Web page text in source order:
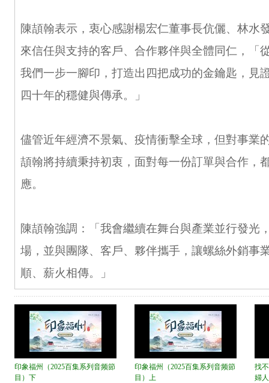
陳頡翰表示，衷心感謝楊宏仁董事長伉儷、林水
來信任與支持的客戶、合作夥伴與全體同仁，「
我們一步一腳印，打造出四把成功的金鑰匙，見
四十年的穩健與傳承。」
儘管近年經濟不景氣、疫情衝擊全球，但對事業
頡翰將持續秉持初衷，面對每一份訂單與合作，
應。
陳頡翰強調：「我會繼續在舞台與產業並行發光
場，並與團隊、客戶、夥伴攜手，讓螺絲外銷事
順、薪火相傳。」
印象福州（2025百集系列音频節
目）下
印象福州（2025百集系列音频節
目）上
找
婦